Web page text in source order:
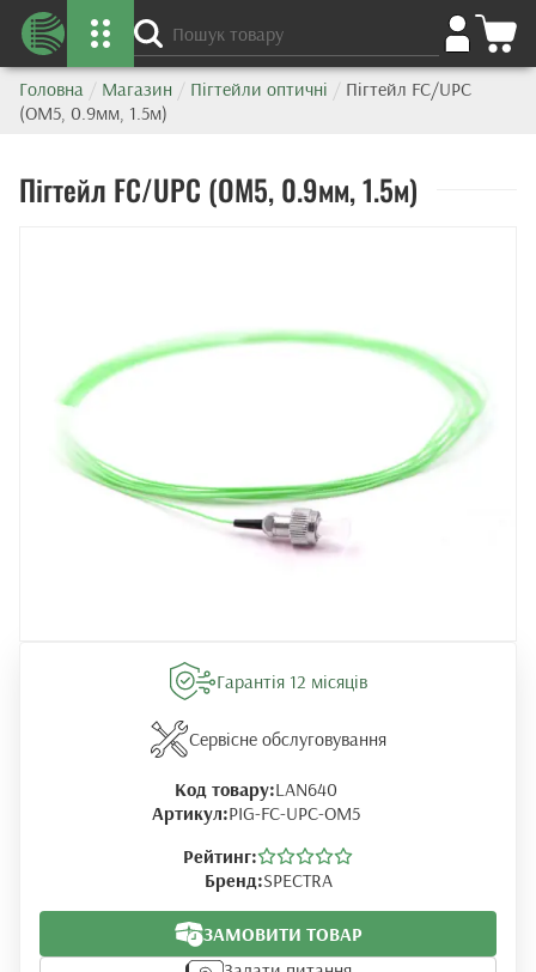
Головна / Магазин / Пігтейли оптичні / Пігтейл FC/UPC
(OM5, 0.9мм, 1.5м)
Пігтейл FC/UPC (OM5, 0.9мм, 1.5м)
Гарантія 12 місяців
Сервісне обслуговування
Код товару:LAN640
Артикул:PIG-FC-UPC-OM5
Рейтинг:
Бренд:SPECTRA
ЗАМОВИТИ ТОВАР